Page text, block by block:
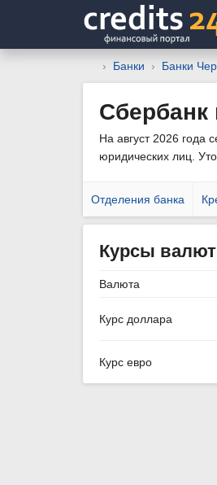
Банки Банки
Сбербанк
На август 2026 года
юридических лиц.
Отделения банка
Курсы валют
Валюта
Курс доллара
Курс евро